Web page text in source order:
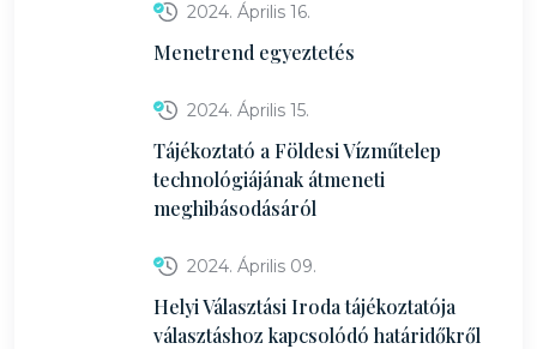
2024. Április 16.
Menetrend egyeztetés
2024. Április 15.
Tájékoztató a Földesi Vízműtelep
technológiájának átmeneti
meghibásodásáról
2024. Április 09.
Helyi Választási Iroda tájékoztatója
választáshoz kapcsolódó határidőkről